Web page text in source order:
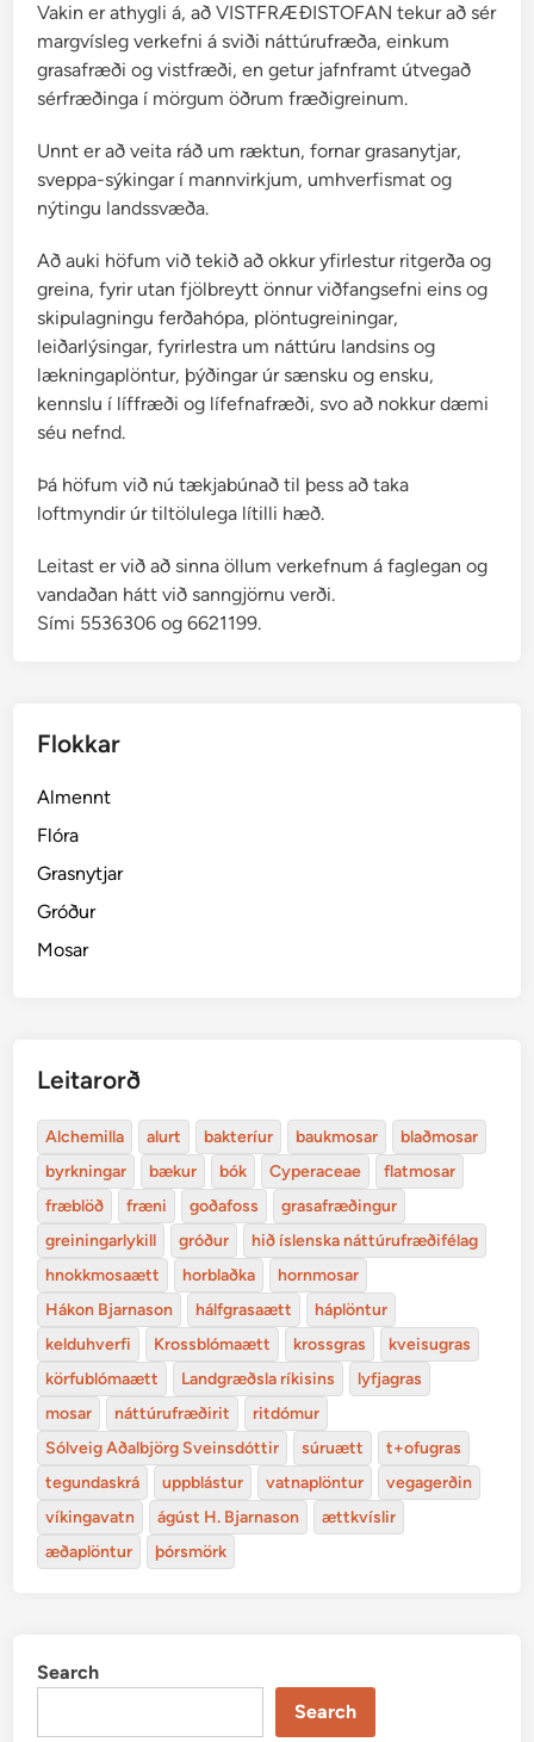
Vakin er athygli á, að VISTFRÆÐISTOFAN tekur að sér
margvísleg verkefni á sviði náttúrufræða, einkum
grasafræði og vistfræði, en getur jafnframt útvegað
sérfræðinga í mörgum öðrum fræðigreinum.
Unnt er að veita ráð um ræktun, fornar grasanytjar,
sveppa-sýkingar í mannvirkjum, umhverfismat og
nýtingu landssvæða.
Að auki höfum við tekið að okkur yfirlestur ritgerða og
greina, fyrir utan fjölbreytt önnur viðfangsefni eins og
skipulagningu ferðahópa, plöntugreiningar,
leiðarlýsingar, fyrirlestra um náttúru landsins og
lækningaplöntur, þýðingar úr sænsku og ensku,
kennslu í líffræði og lífefnafræði, svo að nokkur dæmi
séu nefnd.
Þá höfum við nú tækjabúnað til þess að taka
loftmyndir úr tiltölulega lítilli hæð.
Leitast er við að sinna öllum verkefnum á faglegan og
vandaðan hátt við sanngjörnu verði.
Sími 5536306 og 6621199.
Flokkar
Almennt
Flóra
Grasnytjar
Gróður
Mosar
Leitarorð
Alchemilla alurt bakteríur baukmosar
blaðmosar
byrkningar
bækur bók Cyperaceae
flatmosar
fræblöð
fræni goðafoss
grasafræðingur
greiningarlykill
gróður
hið íslenska náttúrufræðifélag
hnokkmosaætt
horblaðka
hornmosar
Hákon Bjarnason
hálfgrasaætt
háplöntur
kelduhverfi
Krossblómaætt krossgras
kveisugras
körfublómaætt
Landgræðsla ríkisins
lyfjagras
mosar
náttúrufræðirit
ritdómur
Sólveig Aðalbjörg Sveinsdóttir
súruætt
t+ofugras
tegundaskrá
uppblástur vatnaplöntur
vegagerðin
víkingavatn
ágúst H. Bjarnason
ættkvíslir
æðaplöntur
þórsmörk
Search
Search